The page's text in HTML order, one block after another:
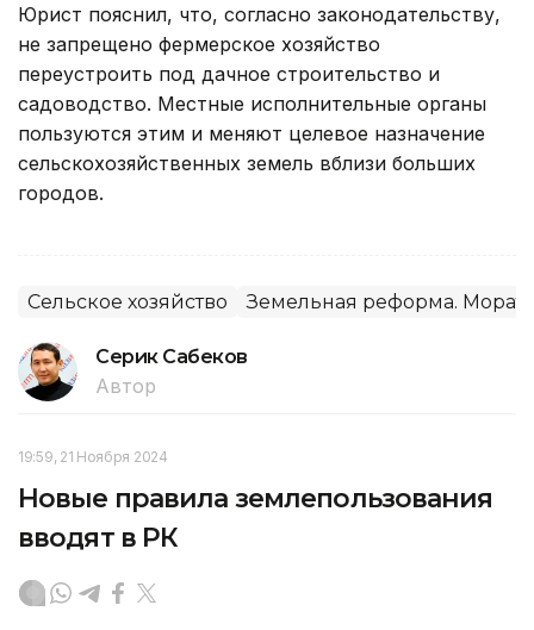
Юрист пояснил, что, согласно законодательству,
не запрещено фермерское хозяйство
переустроить под дачное строительство и
садоводство. Местные исполнительные органы
пользуются этим и меняют целевое назначение
сельскохозяйственных земель вблизи больших
городов.
Сельское хозяйство Земельная реформа.
Серик Сабеков
Автор
19:59, 21 Ноября 2024
Новые правила землепользования
вводят в РК